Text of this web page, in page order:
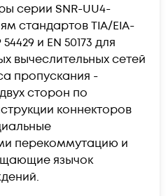
серии SNR-UU4-
стандартов TIA/EIA-
и EN 50173 для
вычеслительных сетей
пропускания -
сторон по
коннекторов
перекоммутацию и
язычок